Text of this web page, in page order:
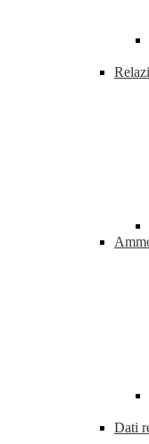
Dati